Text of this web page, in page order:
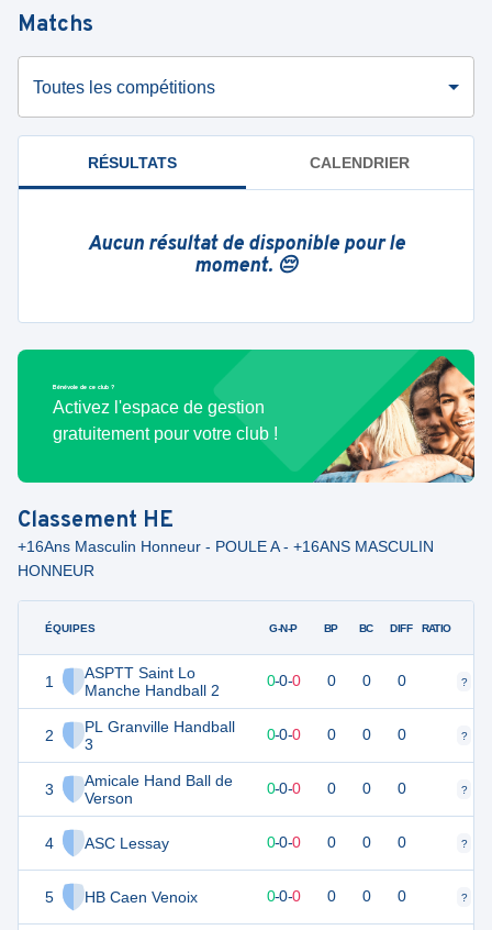
Matchs
Toutes les compétitions
RÉSULTATS CALENDRIER
Aucun résultat de disponible pour le
moment. 😔
Bénévole de ce club ?
Activez l'espace de gestion
gratuitement pour votre club !
Classement HE
+16Ans Masculin Honneur - POULE A - +16ANS MASCULIN
HONNEUR
ÉQUIPES
1
ASPTT Saint Lo
Manche Handball 2
2
PL Granville Handball
3
3
Amicale Hand Ball de
Verson
4 ASC Lessay
5 HB Caen Venoix
G-N-P BP BC DIFF RATIO
0 0-0-0 0 0 0 ?
0 0 0-0-0 0 0 0 ?
0 0-0-0 0 0 0 ?
0-0-0 0 0 0 ?
0 0-0-0 0 0 0 ?